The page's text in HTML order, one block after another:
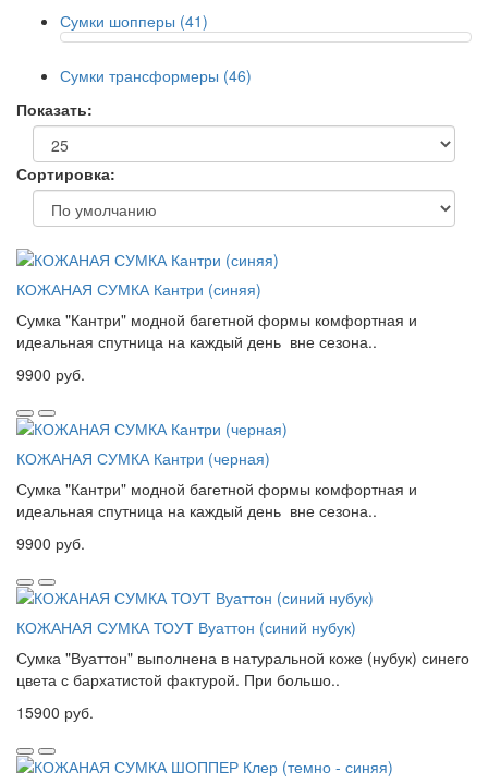
Сумки шопперы (41)
Сумки трансформеры (46)
Показать:
Сортировка:
КОЖАНАЯ СУМКА Кантри (синяя)
Сумка "Кантри" модной багетной формы комфортная и
идеальная спутница на каждый день вне сезона..
9900 руб.
КОЖАНАЯ СУМКА Кантри (черная)
Сумка "Кантри" модной багетной формы комфортная и
идеальная спутница на каждый день вне сезона..
9900 руб.
КОЖАНАЯ СУМКА ТОУТ Вуаттон (синий нубук)
Сумка "Вуаттон" выполнена в натуральной коже (нубук) синего
цвета с бархатистой фактурой. При большо..
15900 руб.